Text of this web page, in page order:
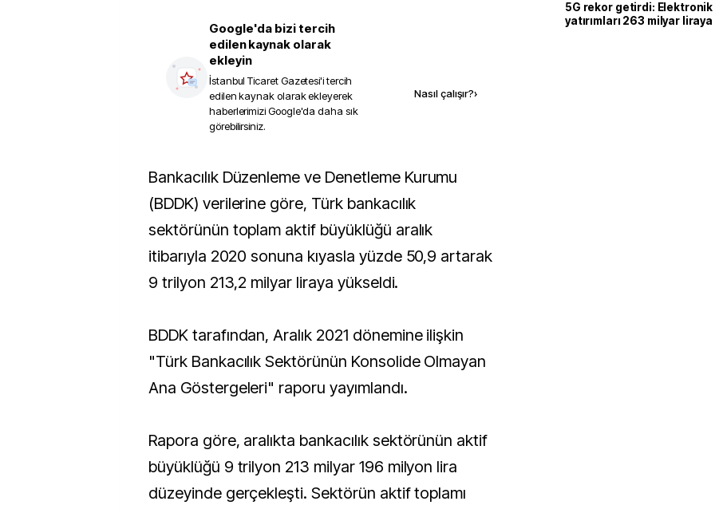
Google'da bizi tercih
edilen kaynak olarak
ekleyin
İstanbul Ticaret Gazetesi'i tercih
edilen kaynak olarak ekleyerek
haberlerimizi Google'da daha sık
görebilirsiniz.
Nasıl çalışır?›
Bankacılık Düzenleme ve Denetleme Kurumu
(BDDK) verilerine göre, Türk bankacılık
sektörünün toplam aktif büyüklüğü aralık
itibarıyla 2020 sonuna kıyasla yüzde 50,9 artarak
9 trilyon 213,2 milyar liraya yükseldi.
BDDK tarafından, Aralık 2021 dönemine ilişkin
"Türk Bankacılık Sektörünün Konsolide Olmayan
Ana Göstergeleri" raporu yayımlandı.
Rapora göre, aralıkta bankacılık sektörünün aktif
büyüklüğü 9 trilyon 213 milyar 196 milyon lira
düzeyinde gerçekleşti. Sektörün aktif toplamı
5G rekor getirdi:
yatırımları 263 milyar liraya